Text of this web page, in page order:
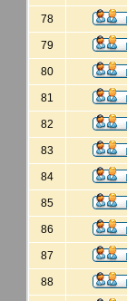
78
79
80
81
82
83
84
85
86
87
88